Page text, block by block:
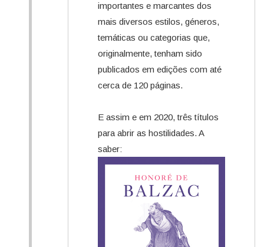
importantes e marcantes dos
mais diversos estilos, géneros,
temáticas ou categorias que,
originalmente, tenham sido
publicados em edições com até
cerca de 120 páginas.
E assim e em 2020, três títulos
para abrir as hostilidades. A
saber: